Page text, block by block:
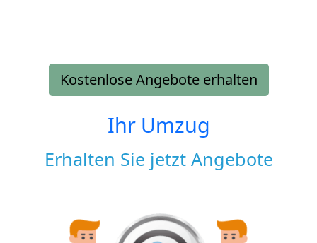
Kostenlose Angebote erhalten
Ihr Umzug
Erhalten Sie jetzt Angebote